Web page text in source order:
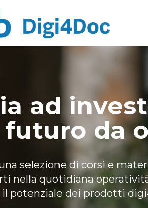
ad
da
selezione di corsi e
nella quotidiana
potenziale dei prodotti